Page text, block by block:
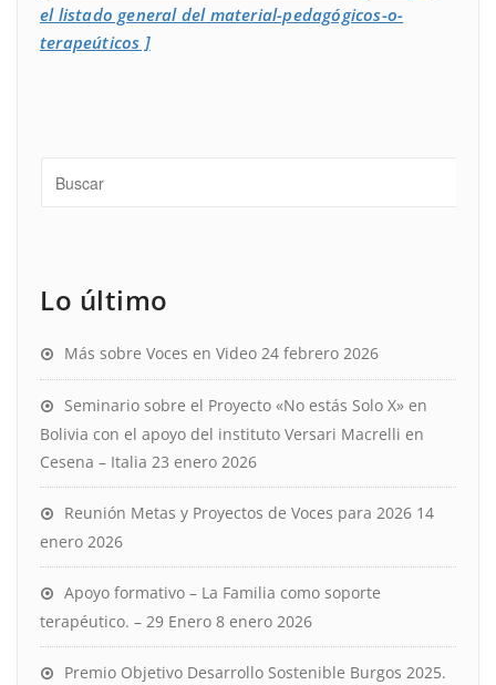
el listado general del material-pedagógicos-o-
terapeúticos ]
Lo último
Más sobre Voces en Video 24 febrero 2026
Seminario sobre el Proyecto «No estás Solo X» en
Bolivia con el apoyo del instituto Versari Macrelli en
Cesena – Italia 23 enero 2026
Reunión Metas y Proyectos de Voces para 2026 14
enero 2026
Apoyo formativo – La Familia como soporte
terapéutico. – 29 Enero 8 enero 2026
Premio Objetivo Desarrollo Sostenible Burgos 2025.